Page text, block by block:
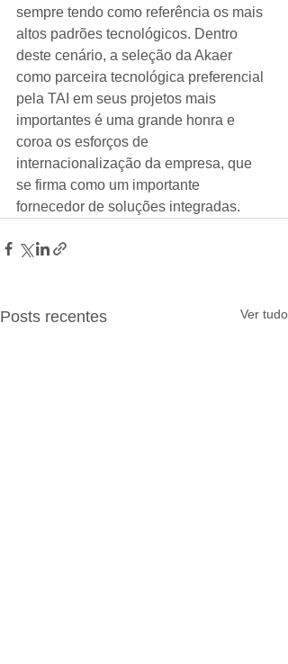
sempre tendo como referência os mais
altos padrões tecnológicos. Dentro
deste cenário, a seleção da Akaer
como parceira tecnológica preferencial
pela TAI em seus projetos mais
importantes é uma grande honra e
coroa os esforços de
internacionalização da empresa, que
se firma como um importante
fornecedor de soluções integradas.
Posts recentes Ver tudo